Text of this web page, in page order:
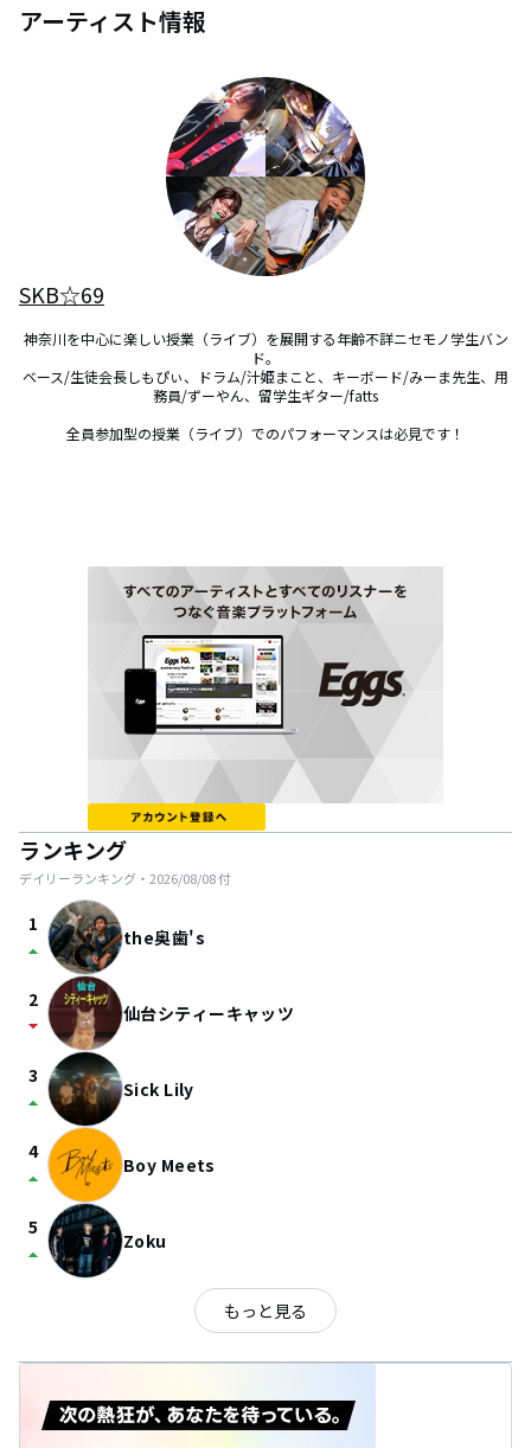
アーティスト情報
SKB☆69
神奈川を中心に楽しい授業（ライブ）を展開する年齢不詳ニセモノ学生バン
ド。
ベース/生徒会長しもぴぃ、ドラム/汁姫まこと、キーボード/みーま先生、用
務員/ずーやん、留学生ギター/fatts
全員参加型の授業（ライブ）でのパフォーマンスは必見です！
ランキング
デイリーランキング・ 2026/08/08付
1
arrow_drop_up the奥歯's
2
arrow_drop_down 仙台シティーキャッツ
3
arrow_drop_up Sick Lily
4
arrow_drop_up Boy Meets
5
arrow_drop_up Zoku
もっと見る